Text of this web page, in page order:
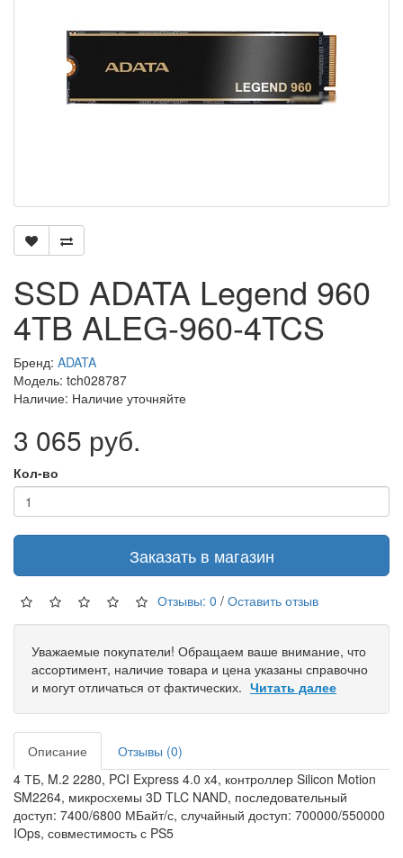
SSD ADATA Legend 960
4TB ALEG-960-4TCS
Бренд: ADATA
Модель: tch028787
Наличие: Наличие уточняйте
3 065 руб.
Кол-во
Заказать в магазин
Отзывы: 0 / Оставить отзыв
Уважаемые покупатели! Обращаем ваше внимание, что
ассортимент, наличие товара и цена указаны справочно
и могут отличаться от фактических. Читать далее
Описание
Отзывы (0)
4 ТБ, M.2 2280, PCI Express 4.0 x4, контроллер Silicon Motion
SM2264, микросхемы 3D TLC NAND, последовательный
доступ: 7400/6800 МБайт/с, случайный доступ: 700000/550000
IOps, совместимость с PS5